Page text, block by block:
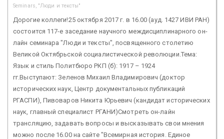
Seminars, "Люди и тексты"
Дорогие коллеги!25 октября 2017 г. в 16.00 (ауд. 1427 ИВИ РАН)
состоится 117-е заседание научного междисциплинарного он-
лайн семинара "Люди и тексты", посвященного столетию
Великой Октябрьской социалистической революции.Тема:
Язык и стиль Политбюро РКП (б): 1917 – 1924
гг.Выступают: Зеленов Михаил Владимирович (доктор
исторических наук, Центр документальных публикаций
РГАСПИ), Пивоваров Никита Юрьевич (кандидат исторических
наук, главный специалист РГАНИ)Смотреть он-лайн
трансляцию, задавать вопросы и высказывать свои мнения
можно после 16.00 на сайте "Всемирная история. Единое